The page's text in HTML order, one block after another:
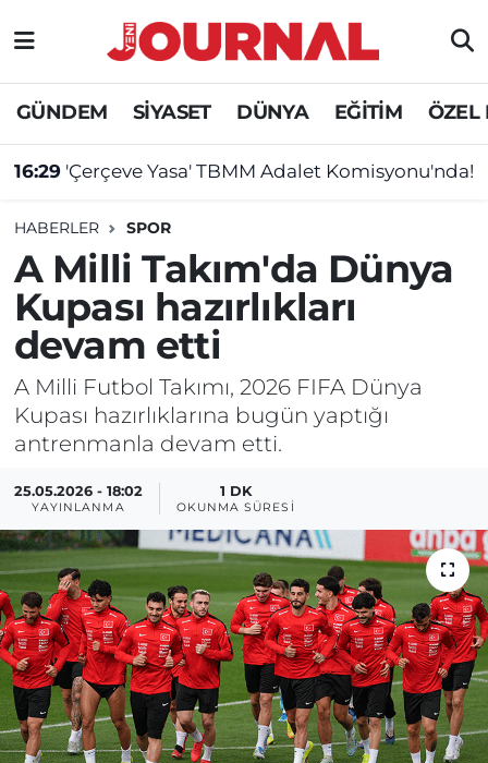
GÜNDEM SİYASET DÜNYA EĞİTİM ÖZEL
16:29 'Çerçeve Yasa' TBMM Adalet Komisyonu'nda!
HABERLER SPOR
A Milli Takım'da Dünya
Kupası hazırlıkları
devam etti
A Milli Futbol Takımı, 2026 FIFA Dünya
Kupası hazırlıklarına bugün yaptığı
antrenmanla devam etti.
25.05.2026 - 18:02
YAYINLANMA
1 DK
OKUNMA SÜRESI
GÜNDEM
SİYASET
DÜNYA
EĞİTİM
ÖZEL HABER
Nöbetçi Eczaneler
Hava Durumu
Süper Lig Puan Durumu ve Fikstür
Tüm Manşetler
Son Dakika Haberleri
Haber Arşivi